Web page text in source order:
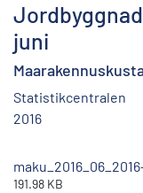
juni
Statistikcentralen
2016
191.98 KB